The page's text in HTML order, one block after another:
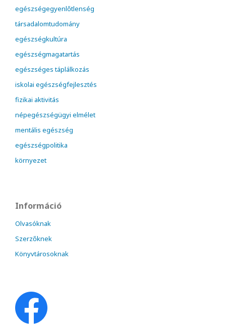
egészségegyenlőtlenség
társadalomtudomány
egészségkultúra
egészségmagatartás
egészséges táplálkozás
iskolai egészségfejlesztés
fizikai aktivitás
népegészségügyi elmélet
mentális egészség
egészségpolitika
környezet
Információ
Olvasóknak
Szerzőknek
Könyvtárosoknak